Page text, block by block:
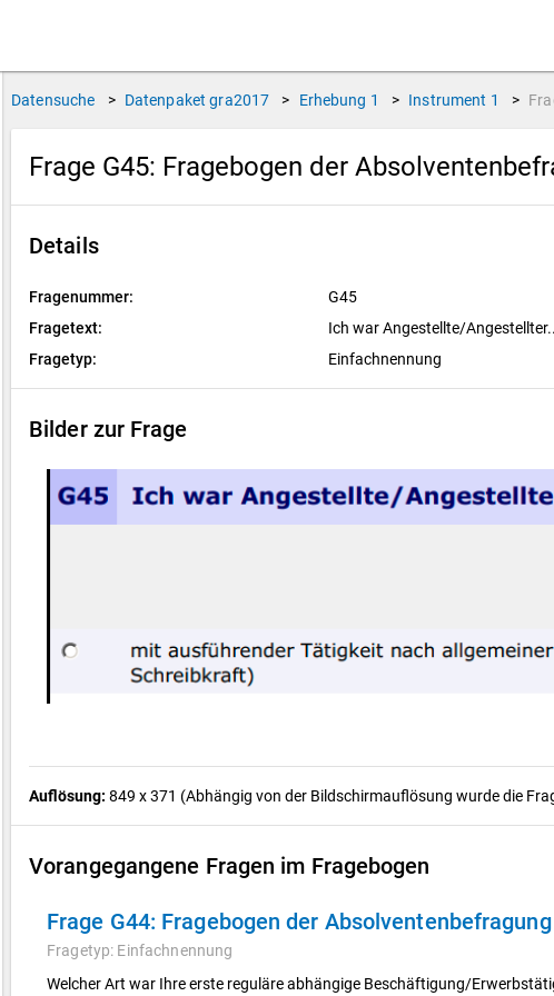
Datensuche > Datenpaket gra2017 > Erhebung 1 > Instrument 1 >
Frage G45: Fragebogen der
Details
Fragenummer:
G45
Fragetext:
Ich war Angestellte/
Fragetyp:
Einfachnennung
Bilder zur Frage
Auflösung: 849 x 371 (Abhängig von der Bildschirmauflösung wurde die
Vorangegangene Fragen im Fragebogen
Frage G44: Fragebogen der
Fragetyp: Einfachnennung
Welcher Art war Ihre erste reguläre abhängige Beschäftigung/